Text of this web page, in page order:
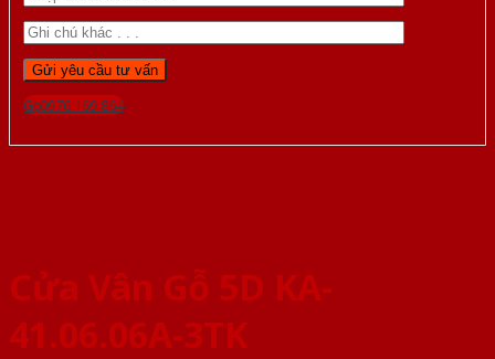
Gọi 0976.169.864
Cửa Vân Gỗ 5D KA-
41.06.06A-3TK